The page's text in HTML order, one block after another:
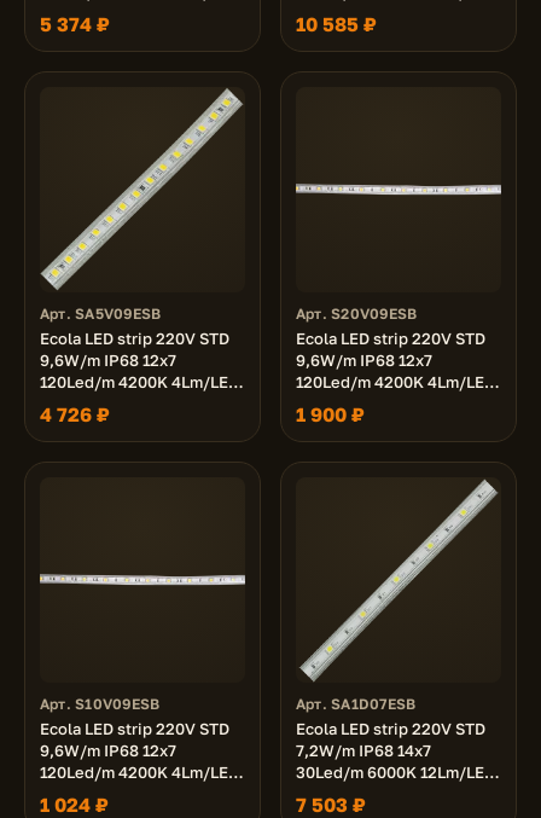
720Lm/m лента 50м.
5 374 ₽
720Lm/m лента 100м.
10 585 ₽
Арт. SA5V09ESB
Ecola LED strip 220V STD
9,6W/m IP68 12x7
120Led/m 4200K 4Lm/LED
480Lm/m лента 50м.
4 726 ₽
Арт. S20V09ESB
Ecola LED strip 220V STD
9,6W/m IP68 12x7
120Led/m 4200K 4Lm/LED
480Lm/m лента 20м.
1 900 ₽
Арт. S10V09ESB
Ecola LED strip 220V STD
9,6W/m IP68 12x7
120Led/m 4200K 4Lm/LED
480Lm/m лента 10м.
1 024 ₽
Арт. SA1D07ESB
Ecola LED strip 220V STD
7,2W/m IP68 14x7
30Led/m 6000K 12Lm/LED
360Lm/m лента 100м.
7 503 ₽